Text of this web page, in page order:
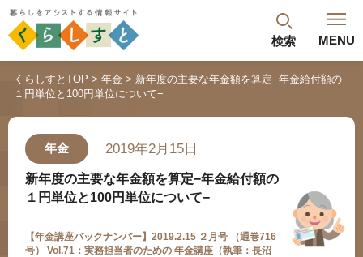
検索 MENU
閉じる
最新記事 閲覧履歴
年金のよくあるご質問
くらしすとTOP 年金
新年度の主要な年金額を算定−年金給付額の
１円単位と100円単位について−
年金 2019年2月15日
新年度の主要な年金額を算定−年金給付額の
１円単位と100円単位について−
【年金講座バックナンバー】2019.2.15 ２月号 （通巻716
号） Vol.71：実務担当者のための 年金講座（執筆：長沼